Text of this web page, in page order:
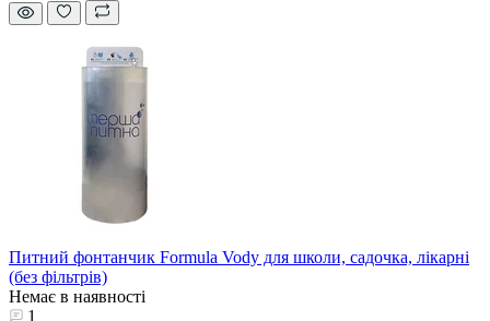
Питний фонтанчик Formula Vody для школи, садочка, лікарні
(без фільтрів)
Немає в наявності
1